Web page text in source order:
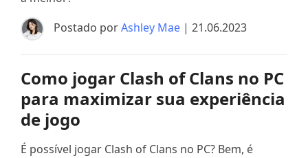
Postado porAshley Mae | 21.06.2023
Como jogar Clash of Clans no PC
para maximizar sua experiência
de jogo
É possível jogar Clash of Clans no PC? Bem, é